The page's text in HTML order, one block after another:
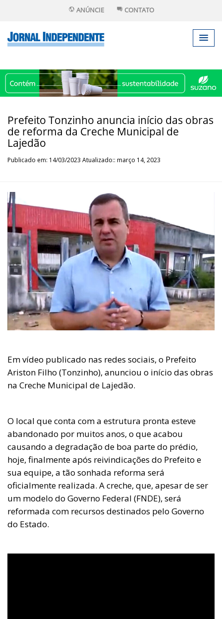
ANÚNCIE CONTATO
Prefeito Tonzinho anuncia início das obras
de reforma da Creche Municipal de
Lajedão
Publicado em: 14/03/2023 Atualizado:: março 14, 2023
Em vídeo publicado nas redes sociais, o Prefeito
Ariston Filho (Tonzinho), anunciou o início das obras
na Creche Municipal de Lajedão.
O local que conta com a estrutura pronta esteve
abandonado por muitos anos, o que acabou
causando a degradação de boa parte do prédio,
hoje, finalmente após reivindicações do Prefeito e
sua equipe, a tão sonhada reforma será
oficialmente realizada. A creche, que, apesar de ser
um modelo do Governo Federal (FNDE), será
reformada com recursos destinados pelo Governo
do Estado.